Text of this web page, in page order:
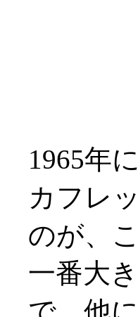
1965年
カフレ
のが、
一番大